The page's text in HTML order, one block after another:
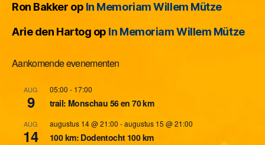
Ron Bakker op In Memoriam Willem Mütze
Arie den Hartog op In Memoriam Willem Mütze
Aankomende evenementen
AUG
9
05:00 - 17:00
trail: Monschau 56 en 70 km
AUG
14
augustus 14 @ 21:00 -augustus 15 @ 21:00
100 km: Dodentocht 100 km